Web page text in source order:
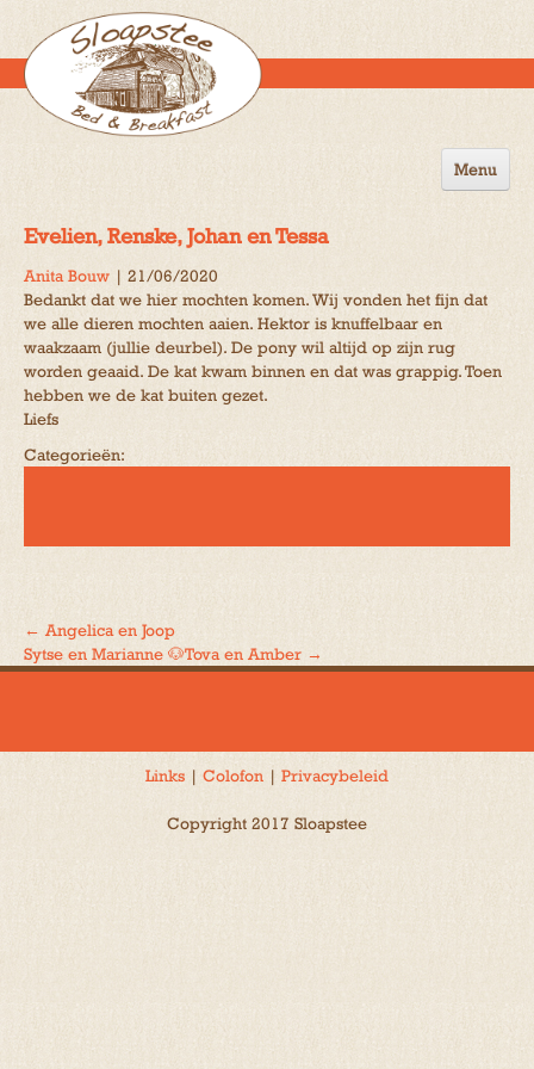
Menu
Omgeving
Activiteiten
Evelien, Renske, Johan en Tessa
Anita Bouw | 21/06/2020
Bedankt dat we hier mochten komen. Wij vonden het fijn dat
we alle dieren mochten aaien. Hektor is knuffelbaar en
waakzaam (jullie deurbel). De pony wil altijd op zijn rug
worden geaaid. De kat kwam binnen en dat was grappig. Toen
hebben we de kat buiten gezet.
Liefs
Categorieën:
Bericht
← Angelica en Joop
Sytse en Marianne 🐶Tova en Amber →
Links | Colofon | Privacybeleid
Copyright 2017 Sloapstee